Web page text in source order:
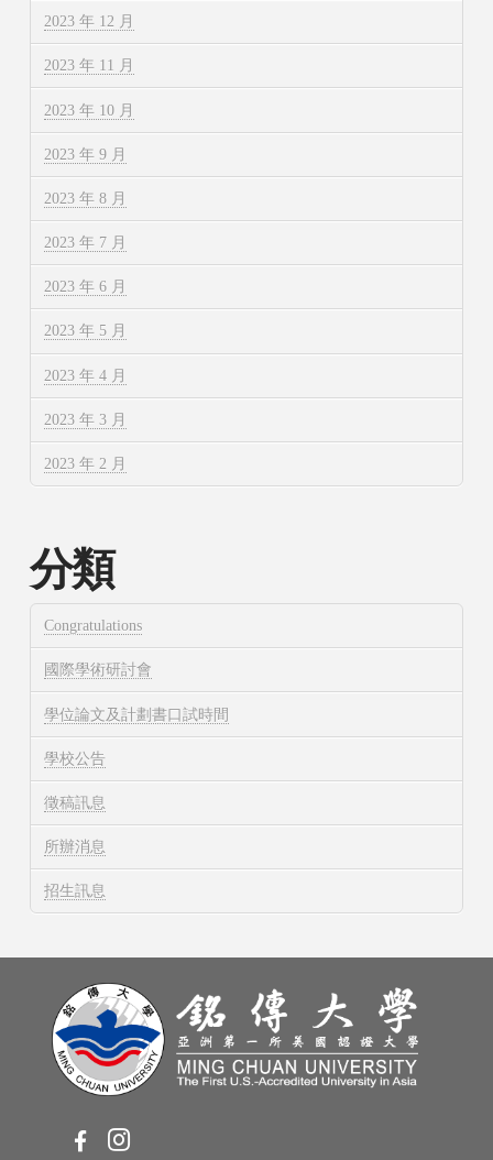
2023 年 12 月
2023 年 11 月
2023 年 10 月
2023 年 9 月
2023 年 8 月
2023 年 7 月
2023 年 6 月
2023 年 5 月
2023 年 4 月
2023 年 3 月
2023 年 2 月
分類
Congratulations
國際學術研討會
學位論文及計劃書口試時間
學校公告
徵稿訊息
所辦消息
招生訊息